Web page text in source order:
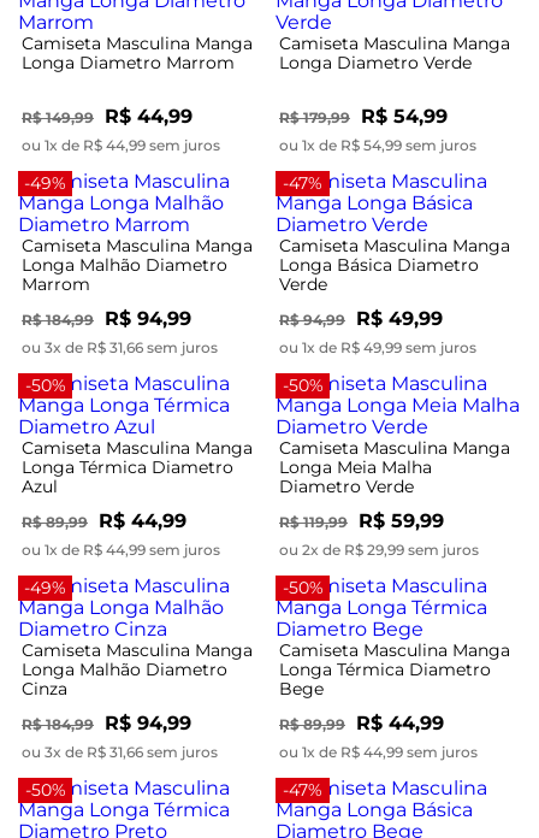
Camiseta Masculina Manga
Longa Diametro Marrom
R$ 149,99 R$ 44,99
ou 1x de R$ 44,99 sem juros
Camiseta Masculina Manga
Longa Diametro Verde
R$ 179,99 R$ 54,99
ou 1x de R$ 54,99 sem juros
-49%
Camiseta Masculina Manga
Longa Malhão Diametro
Marrom
R$ 184,99 R$ 94,99
ou 3x de R$ 31,66 sem juros
-47%
Camiseta Masculina Manga
Longa Básica Diametro
Verde
R$ 94,99 R$ 49,99
ou 1x de R$ 49,99 sem juros
-50%
Camiseta Masculina Manga
Longa Térmica Diametro
Azul
R$ 89,99 R$ 44,99
ou 1x de R$ 44,99 sem juros
-50%
Camiseta Masculina Manga
Longa Meia Malha
Diametro Verde
R$ 119,99 R$ 59,99
ou 2x de R$ 29,99 sem juros
-49%
Camiseta Masculina Manga
Longa Malhão Diametro
Cinza
R$ 184,99 R$ 94,99
ou 3x de R$ 31,66 sem juros
-50%
Camiseta Masculina Manga
Longa Térmica Diametro
Bege
R$ 89,99 R$ 44,99
ou 1x de R$ 44,99 sem juros
-50% -47%